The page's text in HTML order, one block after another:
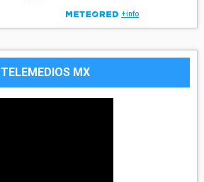
TELEMEDIOS MX